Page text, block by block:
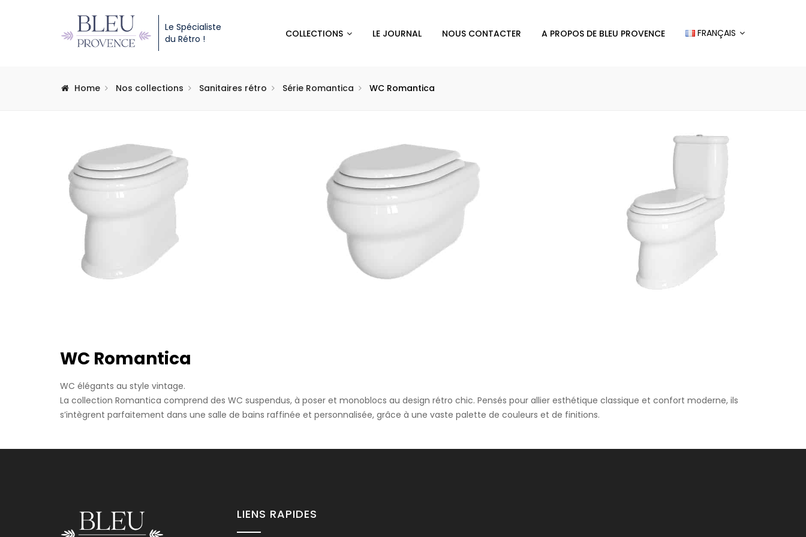
Le Spécialiste
du Rétro !
COLLECTIONS LE JOURNAL NOUS CONTACTER A PROPOS DE BLEU PROVENCE FRANÇAIS
Home Nos collections Sanitaires rétro Série Romantica WC Romantica
WC Suspendu
WC Romantica
WC élégants au style vintage.
La collection Romantica comprend des WC suspendus, à poser et monoblocs au design rétro chic. Pensés pour allier esthétique classique et confort moderne, ils
s’intègrent parfaitement dans une salle de bains raffinée et personnalisée, grâce à une vaste palette de couleurs et de finitions.
LIENS RAPIDES